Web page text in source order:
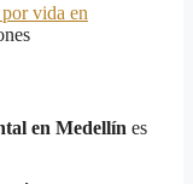
vida en
en Medellín es